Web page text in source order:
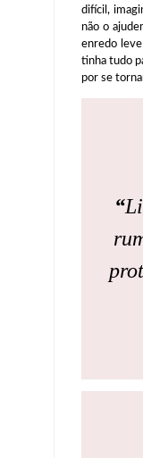
difícil,
não o
enredo
tinha tudo
por se
“